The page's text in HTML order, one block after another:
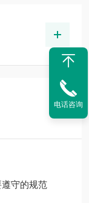
守的规范
电话咨询